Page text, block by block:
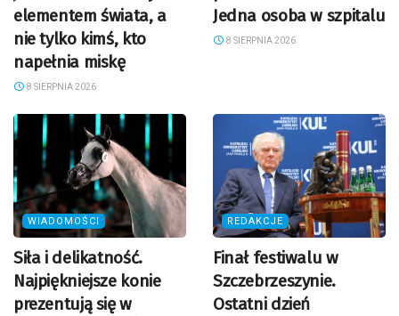
elementem świata, a
nie tylko kimś, kto
napełnia miskę
8 SIERPNIA 2026
Jedna osoba w szpitalu
8 SIERPNIA 2026
WIADOMOŚCI
Siła i delikatność.
Najpiękniejsze konie
prezentują się w
REDAKCJE
Finał festiwalu w
Szczebrzeszynie.
Ostatni dzień